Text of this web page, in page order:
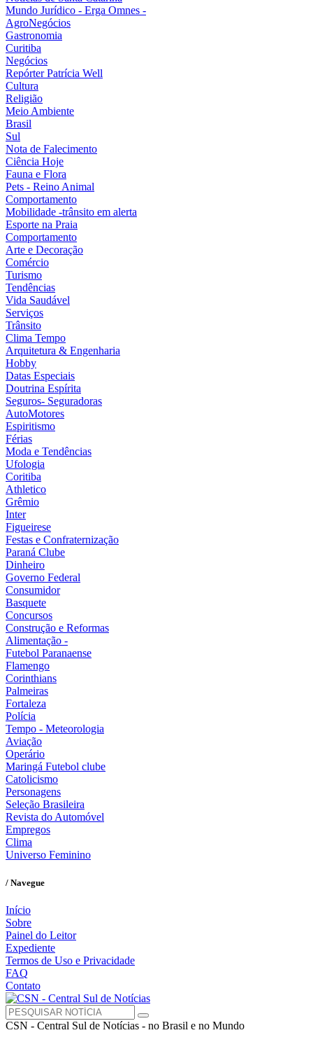
Mundo Jurídico - Erga Omnes -
AgroNegócios
Gastronomia
Curitiba
Negócios
Repórter Patrícia Well
Cultura
Religião
Meio Ambiente
Brasil
Sul
Nota de Falecimento
Ciência Hoje
Fauna e Flora
Pets - Reino Animal
Comportamento
Mobilidade -trânsito em alerta
Esporte na Praia
Comportamento
Arte e Decoração
Comércio
Turismo
Tendências
Vida Saudável
Serviços
Trânsito
Clima Tempo
Arquitetura & Engenharia
Hobby
Datas Especiais
Doutrina Espírita
Seguros- Seguradoras
AutoMotores
Espiritismo
Férias
Moda e Tendências
Ufologia
Coritiba
Athletico
Grêmio
Inter
Figueirese
Festas e Confraternização
Paraná Clube
Dinheiro
Governo Federal
Consumidor
Basquete
Concursos
Construção e Reformas
Alimentação -
Futebol Paranaense
Flamengo
Corinthians
Palmeiras
Fortaleza
Polícia
Tempo - Meteorologia
Aviação
Operário
Maringá Futebol clube
Catolicismo
Personagens
Seleção Brasileira
Revista do Automóvel
Empregos
Clima
Universo Feminino
/ Navegue
Início
Sobre
Painel do Leitor
Expediente
Termos de Uso e Privacidade
FAQ
Contato
CSN - Central Sul de Notícias - no Brasil e no Mundo